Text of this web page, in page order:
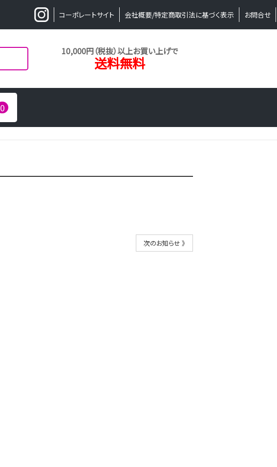
コーポレートサイト 会社概要/特定商取引法に基づく表示 お問合せ
10,000円（税抜）以上お買い上げで
送料無料
0
次のお知らせ 》